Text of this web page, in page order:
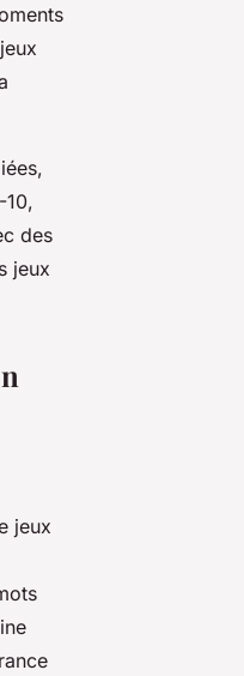
des
jeux
jeux